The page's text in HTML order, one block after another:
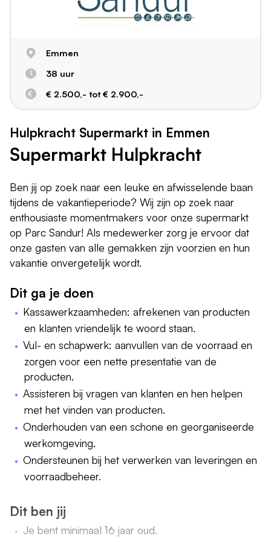
Emmen
38 uur
€ 2.500,- tot € 2.900,-
Hulpkracht Supermarkt in Emmen
Supermarkt Hulpkracht
Ben jij op zoek naar een leuke en afwisselende baan
tijdens de vakantieperiode? Wij zijn op zoek naar
enthousiaste momentmakers voor onze supermarkt
op Parc Sandur! Als medewerker zorg je ervoor dat
onze gasten van alle gemakken zijn voorzien en hun
vakantie onvergetelijk wordt.
Dit ga je doen
Kassawerkzaamheden: afrekenen van producten
en klanten vriendelijk te woord staan.
Vul- en schapwerk: aanvullen van de voorraad en
zorgen voor een nette presentatie van de
producten.
Assisteren bij vragen van klanten en hen helpen
met het vinden van producten.
Onderhouden van een schone en georganiseerde
werkomgeving.
Ondersteunen bij het verwerken van leveringen en
voorraadbeheer.
Dit ben jij
Je bent minimaal 16 jaar oud.